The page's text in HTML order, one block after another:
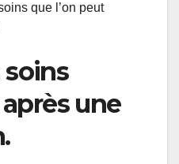
que l’on peut
soins
une